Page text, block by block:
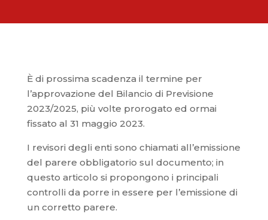
È di prossima scadenza il termine per
l’approvazione del Bilancio di Previsione
2023/2025, più volte prorogato ed ormai
fissato al 31 maggio 2023.
I revisori degli enti sono chiamati all’emissione
del parere obbligatorio sul documento; in
questo articolo si propongono i principali
controlli da porre in essere per l’emissione di
un corretto parere.